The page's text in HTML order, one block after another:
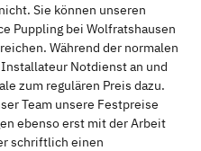
Sie können unseren
Puppling bei Wolfratshausen
Während der normalen
Notdienst an und
zum regulären Preis dazu.
Team unsere Festpreise
ebenso erst mit der Arbeit
schriftlich einen